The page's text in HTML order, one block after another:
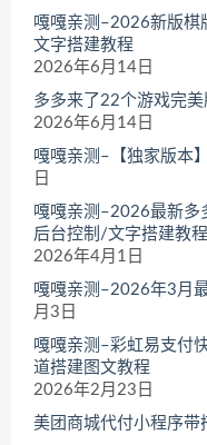
嘎嘎亲测–2026新版
文字搭建教程
2026年6月14日
多多来了22个游戏完
2026年6月14日
嘎嘎亲测–【独家版本
日
嘎嘎亲测–2026最新
后台控制/文字搭建教程
2026年4月1日
嘎嘎亲测–2026年3月
月3日
嘎嘎亲测–彩虹易支付
道搭建图文教程
2026年2月23日
美团商城代付小程序带